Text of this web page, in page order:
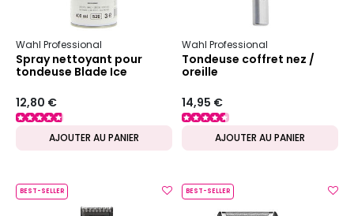
Wahl Professional
Spray nettoyant pour
tondeuse Blade Ice
12,80 €
AJOUTER AU PANIER
Wahl Professional
Tondeuse coffret nez /
oreille
14,95 €
AJOUTER AU PANIER
BEST-SELLER BEST-SELLER